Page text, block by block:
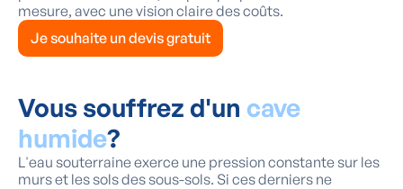
mesure, avec une vision claire des coûts.
Je souhaite un devis gratuit
Vous souffrez d'un cave
humide?
L'eau souterraine exerce une pression constante sur les
murs et les sols des sous-sols. Si ces derniers ne